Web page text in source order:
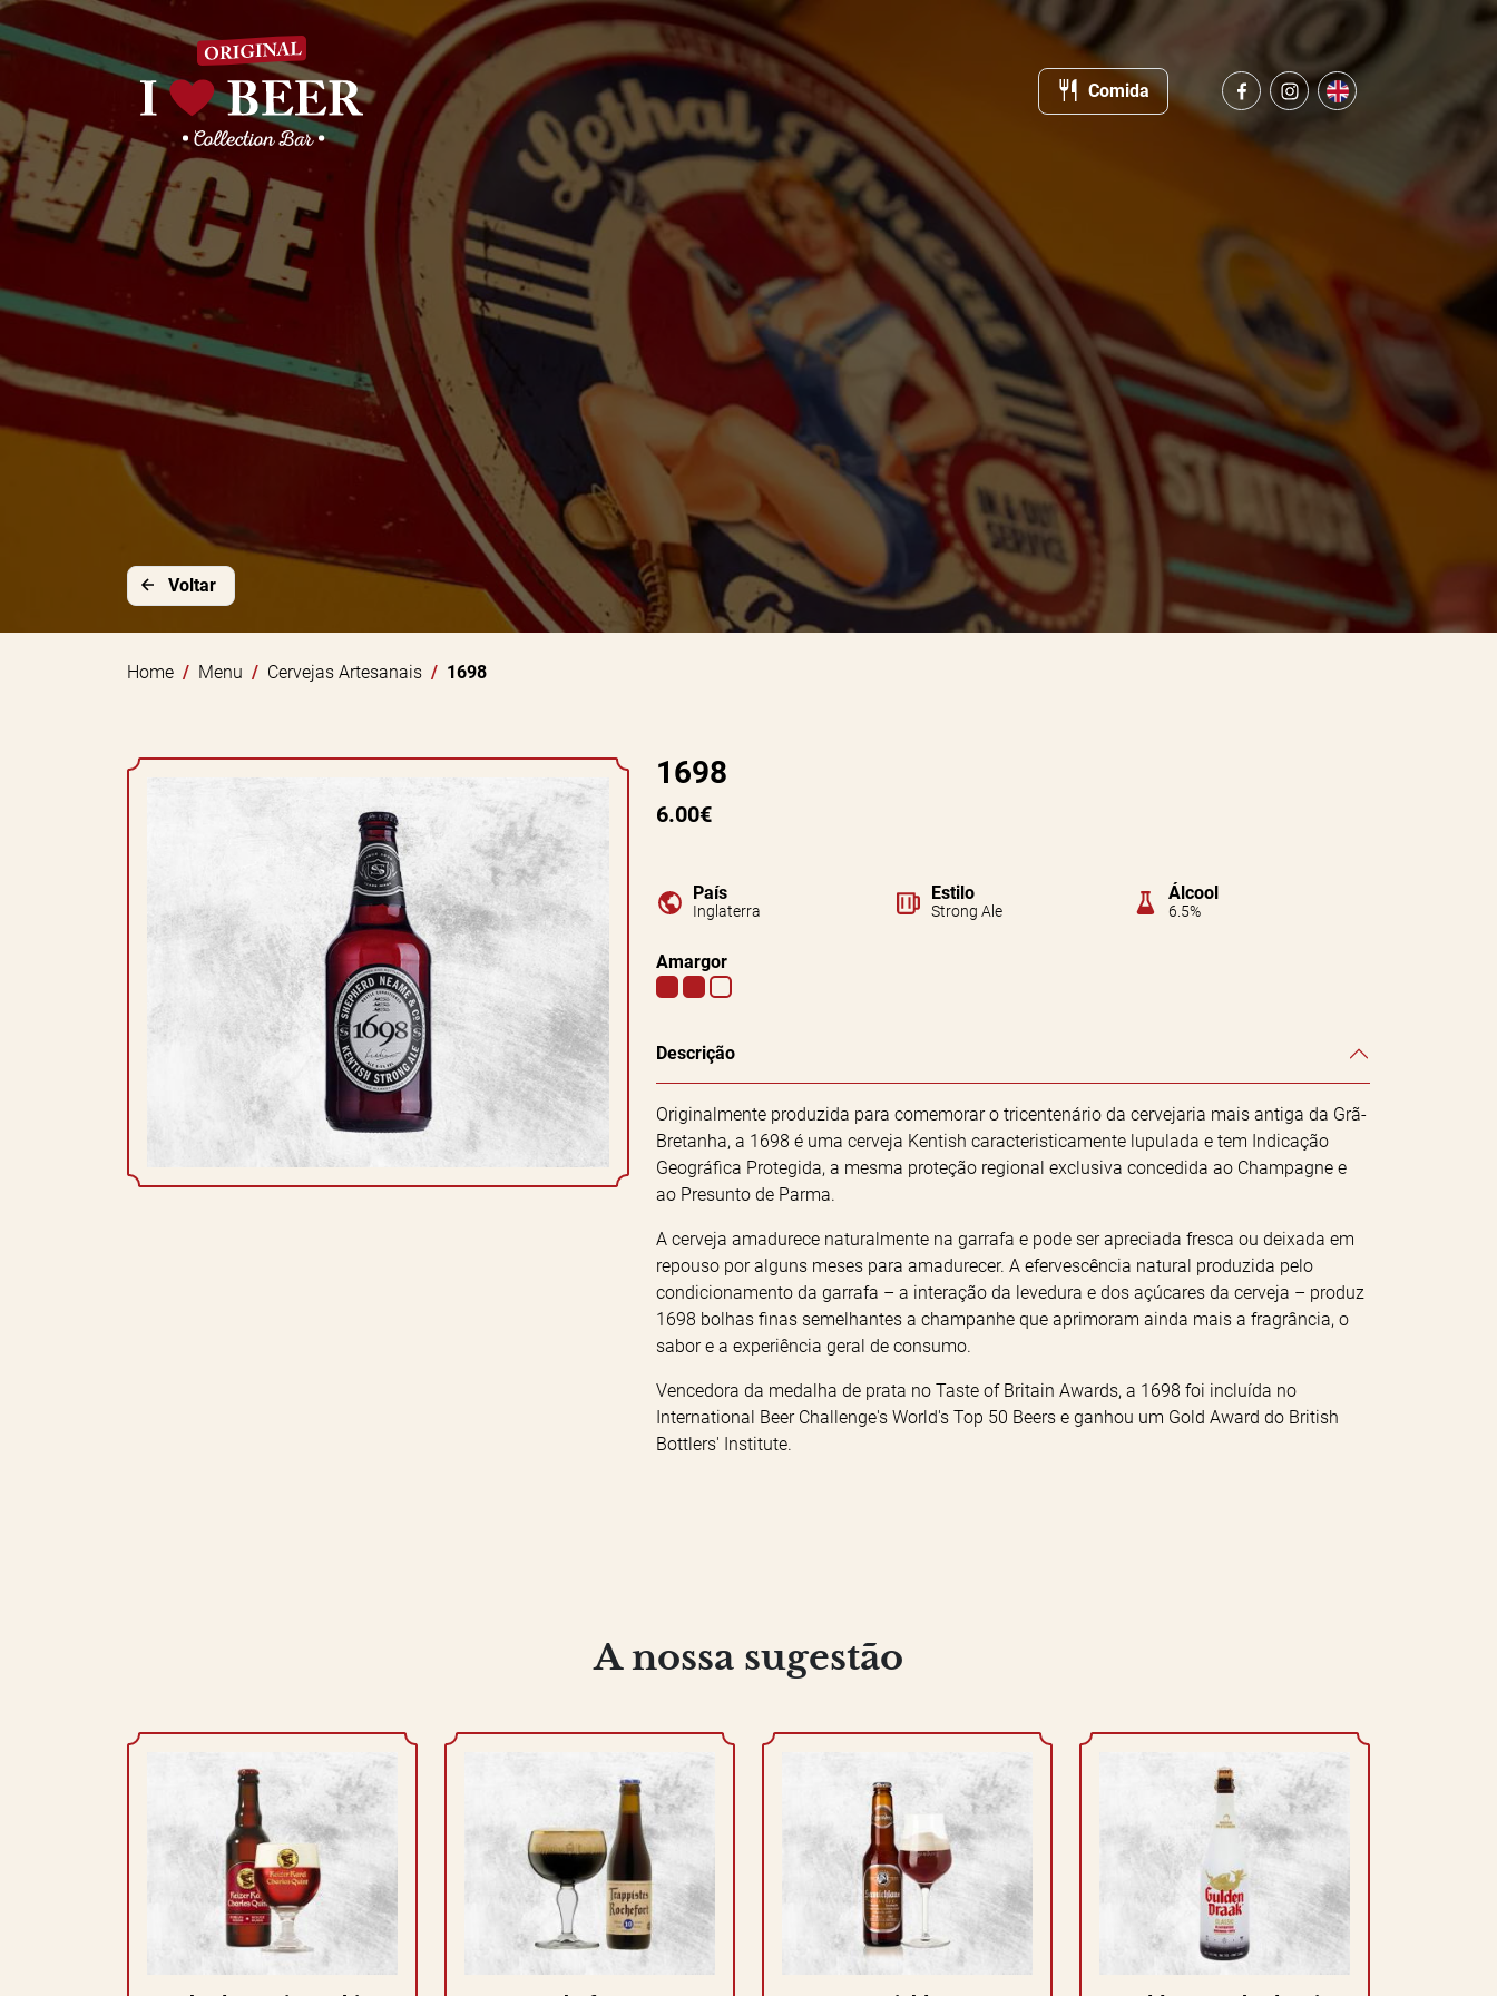
Comida
Voltar
Home Menu Cervejas Artesanais 1698
1698
6.00€
País
Inglaterra
Estilo
Strong Ale
Álcool
6.5%
Amargor
Descrição
Originalmente produzida para comemorar o tricentenário da cervejaria mais antiga da Grã-
Bretanha, a 1698 é uma cerveja Kentish caracteristicamente lupulada e tem Indicação
Geográfica Protegida, a mesma proteção regional exclusiva concedida ao Champagne e
ao Presunto de Parma.
A cerveja amadurece naturalmente na garrafa e pode ser apreciada fresca ou deixada em
repouso por alguns meses para amadurecer. A efervescência natural produzida pelo
condicionamento da garrafa – a interação da levedura e dos açúcares da cerveja – produz
1698 bolhas finas semelhantes a champanhe que aprimoram ainda mais a fragrância, o
sabor e a experiência geral de consumo.
Vencedora da medalha de prata no Taste of Britain Awards, a 1698 foi incluída no
International Beer Challenge's World's Top 50 Beers e ganhou um Gold Award do British
Bottlers' Institute.
A nossa sugestão